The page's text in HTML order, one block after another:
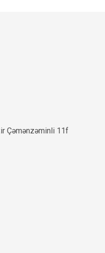
Çəmənzəminli 11f